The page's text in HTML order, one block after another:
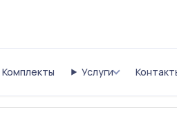
Комплекты Услуги